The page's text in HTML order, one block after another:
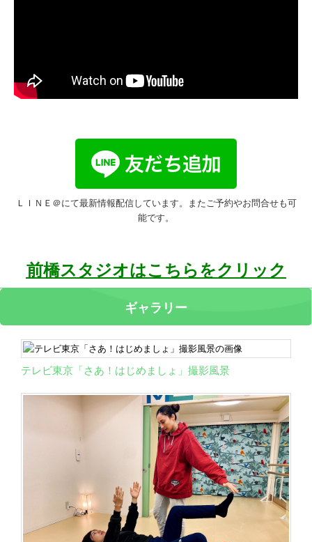
ＬＩＮＥ＠にて最新情報配信しています。またご予約やお問合せも可
能です。
前橋スタジオはこちらをクリック
ギャラリー
テレビ東京「さあ！はじめましょ」撮影風景